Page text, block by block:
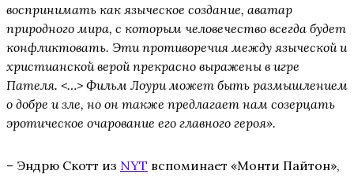
воспринимать как языческое создание, аватар
природного мира, с которым человечество всегда будет
конфликтовать. Эти противоречия между языческой и
христианской верой прекрасно выражены в игре
Пателя. <…> Фильм Лоури может быть размышлением
о добре и зле, но он также предлагает нам созерцать
эротическое очарование его главного героя».
– Эндрю Скотт из NYT вспоминает «Монти Пайтон»,